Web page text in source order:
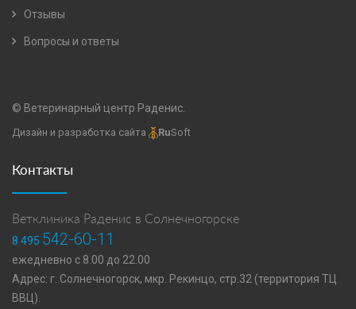
Отзывы
Вопросы и ответы
© Ветеринарный центр Раденис.
Дизайн и разработка сайта RuSoft
Контакты
Ветклиника Раденис в Солнечногорске
8 495 542-60-11
ежедневно с 8.00 до 22.00
Адрес: г. Солнечногорск, мкр. Рекинцо, стр.32 (территория ТЦ
ВВЦ).